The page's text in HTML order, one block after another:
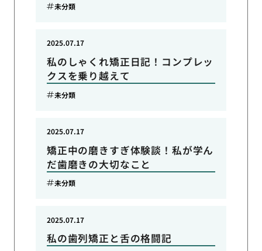
未分類
私のしゃくれ矯正日記！コンプレッ
クスを乗り越えて
2025.07.17
未分類
矯正中の磨きすぎ体験談！私が学ん
だ歯磨きの大切なこと
2025.07.17
未分類
私の歯列矯正と舌の格闘記
2025.07.17